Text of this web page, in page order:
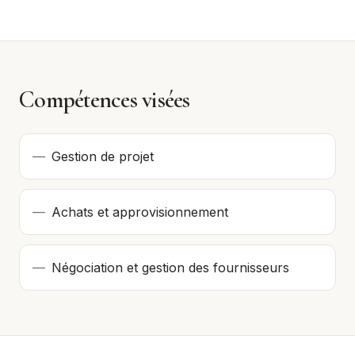
Compétences visées
— Gestion de projet
— Achats et approvisionnement
— Négociation et gestion des fournisseurs